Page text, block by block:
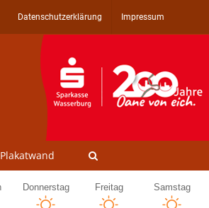
Datenschutzerklärung Impressum
Plakatwand